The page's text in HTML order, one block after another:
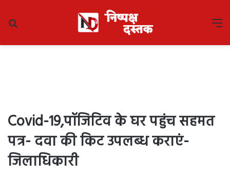
Covid-19,पॉजिटिव के घर पहुंच सहमत
पत्र- दवा की किट उपलब्ध कराएं-
जिलाधिकारी